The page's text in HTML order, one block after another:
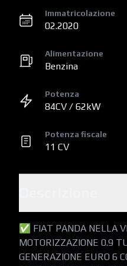
Immatricolazione
02.2020
Alimentazione
Benzina
Potenza
84CV / 62kW
Potenza fiscale
11 CV
✅ FIAT PANDA NELLA
MOTORIZZAZIONE 0.9
GENERAZIONE EURO 6